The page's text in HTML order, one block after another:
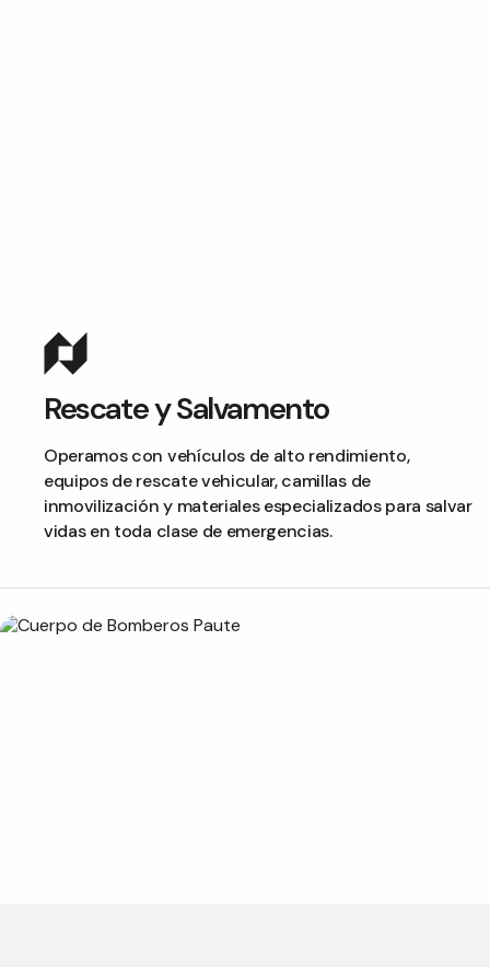
Rescate y Salvamento
Operamos con vehículos de alto rendimiento,
equipos de rescate vehicular, camillas de
inmovilización y materiales especializados para salvar
vidas en toda clase de emergencias.